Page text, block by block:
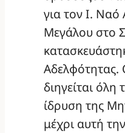
για τον Ι. Ναό
Μεγάλου στο
Αδελφότητας.
διηγείται
ίδρυση της
μέχρι αυτή